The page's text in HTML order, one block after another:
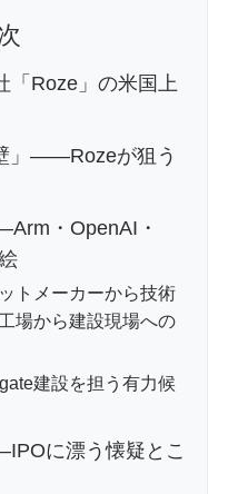
「Roze」の米国上
」——Rozeが狙う
・OpenAI・
トメーカーから技術
場から建設現場への
建設を担う有力候
に漂う懐疑とこ